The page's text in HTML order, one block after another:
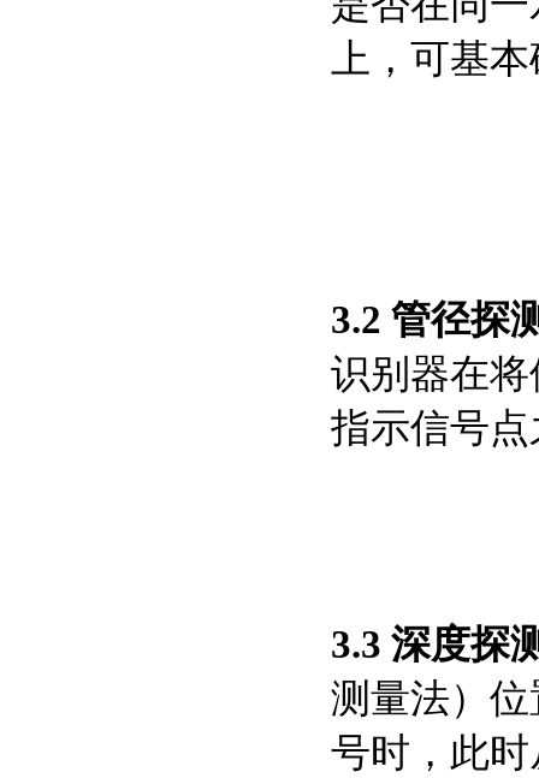
上，可基
3.2 管径探
识别器在
指示信号
3.3 深度探
测量法）
号时，此